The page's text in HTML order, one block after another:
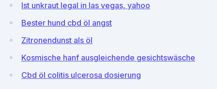
Ist unkraut legal in las vegas, yahoo
Bester hund cbd öl angst
Zitronendunst als öl
Kosmische hanf ausgleichende gesichtswäsche
Cbd öl colitis ulcerosa dosierung